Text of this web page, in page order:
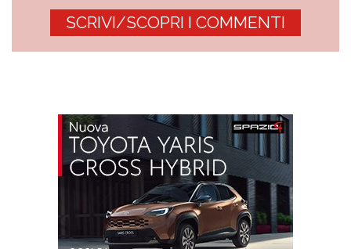
SCRIVI/SCOPRI I COMMENTI